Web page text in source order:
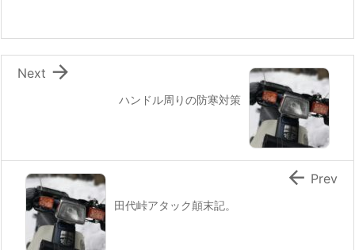
ハンドル周りの防寒対策

Next
田代峠アタック顛末記。
 Prev